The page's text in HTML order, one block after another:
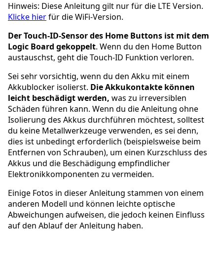
Hinweis: Diese Anleitung gilt nur für die LTE Version.
Klicke hierfür die WiFi-Version.
Der Touch-ID-Sensor des Home Buttons ist mit dem
Logic Board gekoppelt. Wenn du den Home Button
austauschst, geht die Touch-ID Funktion verloren.
Sei sehr vorsichtig, wenn du den Akku mit einem
Akkublocker isolierst. Die Akkukontakte können
leicht beschädigt werden, was zu irreversiblen
Schäden führen kann. Wenn du die Anleitung ohne
Isolierung des Akkus durchführen möchtest, solltest
du keine Metallwerkzeuge verwenden, es sei denn,
dies ist unbedingt erforderlich (beispielsweise beim
Entfernen von Schrauben), um einen Kurzschluss des
Akkus und die Beschädigung empfindlicher
Elektronikkomponenten zu vermeiden.
Einige Fotos in dieser Anleitung stammen von einem
anderen Modell und können leichte optische
Abweichungen aufweisen, die jedoch keinen Einfluss
auf den Ablauf der Anleitung haben.